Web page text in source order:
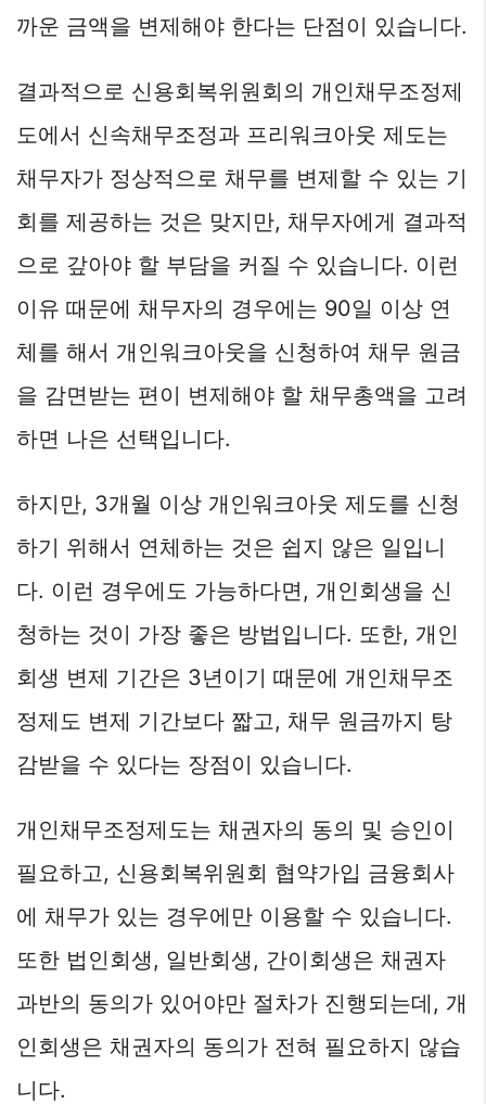
까운 금액을 변제해야 한다는 단점이 있습니다.
결과적으로 신용회복위원회의 개인채무조정제
도에서 신속채무조정과 프리워크아웃 제도는
채무자가 정상적으로 채무를 변제할 수 있는 기
회를 제공하는 것은 맞지만, 채무자에게 결과적
으로 갚아야 할 부담을 커질 수 있습니다. 이런
이유 때문에 채무자의 경우에는 90일 이상 연
체를 해서 개인워크아웃을 신청하여 채무 원금
을 감면받는 편이 변제해야 할 채무총액을 고려
하면 나은 선택입니다.
하지만, 3개월 이상 개인워크아웃 제도를 신청
하기 위해서 연체하는 것은 쉽지 않은 일입니
다. 이런 경우에도 가능하다면, 개인회생을 신
청하는 것이 가장 좋은 방법입니다. 또한, 개인
회생 변제 기간은 3년이기 때문에 개인채무조
정제도 변제 기간보다 짧고, 채무 원금까지 탕
감받을 수 있다는 장점이 있습니다.
개인채무조정제도는 채권자의 동의 및 승인이
필요하고, 신용회복위원회 협약가입 금융회사
에 채무가 있는 경우에만 이용할 수 있습니다.
또한 법인회생, 일반회생, 간이회생은 채권자
과반의 동의가 있어야만 절차가 진행되는데, 개
인회생은 채권자의 동의가 전혀 필요하지 않습
니다.